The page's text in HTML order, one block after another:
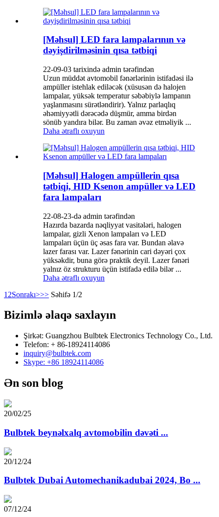
[Məhsul] LED fara lampalarının və
dəyişdirilməsinin qısa tətbiqi
22-09-03 tarixində admin tərəfindən
Uzun müddət avtomobil fənərlərinin istifadəsi ilə
ampüller istehlak ediləcək (xüsusən də halojen
lampalar, yüksək temperatur səbəbiylə lampanın
yaşlanmasını sürətləndirir). Yalnız parlaqlıq
əhəmiyyətli dərəcədə düşmür, amma birdən
sönüb yandıra bilər. Bu zaman əvəz etməliyik ...
Daha ətraflı oxuyun
[Məhsul] Halogen ampüllerin qısa
tətbiqi, HID Ksenon ampüller və LED
fara lampaları
22-08-23-də admin tərəfindən
Hazırda bazarda nəqliyyat vasitələri, halogen
lampalar, gizli Xenon lampaları və LED
lampaları üçün üç əsas fara var. Bundan əlavə
lazer farası var. Lazer fənərinin cari dəyəri çox
yüksəkdir, buna görə praktik deyil. Lazer fənəri
yalnız öz strukturu üçün istifadə edilə bilər ...
Daha ətraflı oxuyun
1 2Sonrakı>>> Səhifə 1/2
Bizimlə əlaqə saxlayın
Şirkət: Guangzhou Bulbtek Electronics Technology Co., Ltd.
Telefon: + 86-18924114086
inquiry@bulbtek.com
Skype: +86 18924114086
Ən son blog
20/02/25
Bulbtek beynəlxalq avtomobilin dəvəti ...
20/12/24
Bulbtek Dubai Automechanikadubai 2024, Bo ...
07/12/24